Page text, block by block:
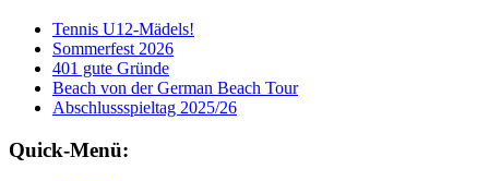
Tennis U12-Mädels!
Sommerfest 2026
401 gute Gründe
Beach von der German Beach Tour
Abschlussspieltag 2025/26
Quick-Menü: